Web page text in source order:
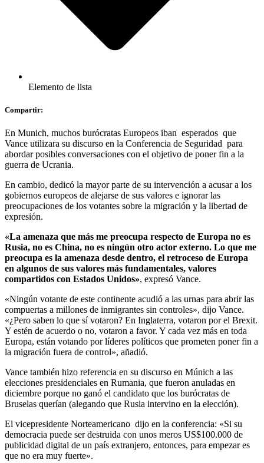
Elemento de lista
Compartir:
En Munich, muchos burócratas Europeos iban esperados que
Vance utilizara su discurso en la Conferencia de Seguridad para
abordar posibles conversaciones con el objetivo de poner fin a la
guerra de Ucrania.
En cambio, dedicó la mayor parte de su intervención a acusar a los
gobiernos europeos de alejarse de sus valores e ignorar las
preocupaciones de los votantes sobre la migración y la libertad de
expresión.
«La amenaza que más me preocupa respecto de Europa no es
Rusia, no es China, no es ningún otro actor externo. Lo que me
preocupa es la amenaza desde dentro, el retroceso de Europa
en algunos de sus valores más fundamentales, valores
compartidos con Estados Unidos», expresó Vance.
«Ningún votante de este continente acudió a las urnas para abrir las
compuertas a millones de inmigrantes sin controles», dijo Vance.
«¿Pero saben lo que sí votaron? En Inglaterra, votaron por el Brexit.
Y estén de acuerdo o no, votaron a favor. Y cada vez más en toda
Europa, están votando por líderes políticos que prometen poner fin a
la migración fuera de control», añadió.
Vance también hizo referencia en su discurso en Múnich a las
elecciones presidenciales en Rumania, que fueron anuladas en
diciembre porque no ganó el candidato que los burócratas de
Bruselas querían (alegando que Rusia intervino en la elección).
El vicepresidente Norteamericano dijo en la conferencia: «Si su
democracia puede ser destruida con unos meros US$100.000 de
publicidad digital de un país extranjero, entonces, para empezar es
que no era muy fuerte».